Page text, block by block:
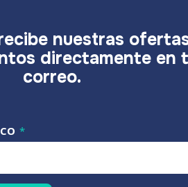
nuestras
directamente en
correo.
*